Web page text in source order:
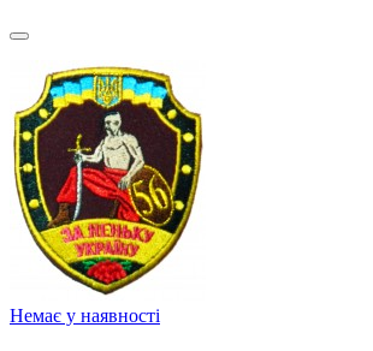
Немає у наявності